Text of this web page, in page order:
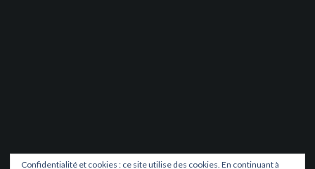
Confidentialité et cookies : ce site utilise des cookies. En continuant à